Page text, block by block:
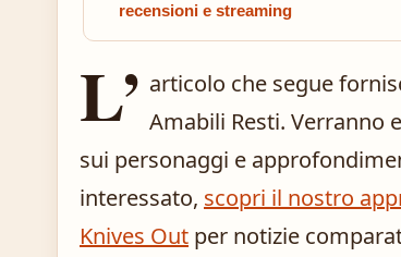
recensioni e streaming
L’ articolo che segue
Amabili Resti. Verranno
sui personaggi e
interessato, scopri il nostro
Knives Out per notizie